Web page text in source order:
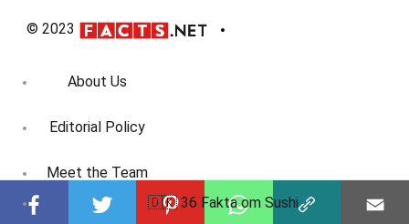
© 2023
About Us
Editorial Policy
Meet the Team
Product Review
🇩🇰 36 Fakta om Sushi